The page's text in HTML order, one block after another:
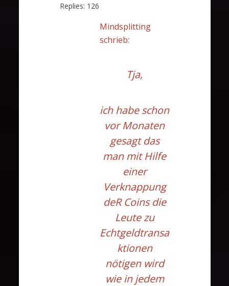
Replies: 126
Mindsplitting
schrieb:
Tja,
ich habe schon
vor Monaten
gesagt das
man mit Hilfe
einer
Verknappung
deR Coins die
Leute zu
Echtgeldtransa
ktionen
nötigen wird
wie in jedem